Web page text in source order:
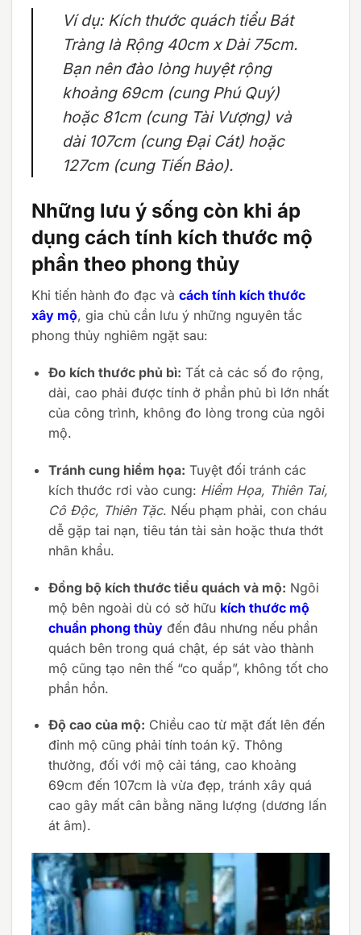
Ví dụ:Kích thước quách tiểu Bát
Tràng là Rộng 40cm x Dài 75cm.
Bạn nên đào lòng huyệt rộng
khoảng 69cm (cung Phú Quý)
hoặc 81cm (cung Tài Vượng) và
dài 107cm (cung Đại Cát) hoặc
127cm (cung Tiến Bảo).
Những lưu ý sống còn khi áp
dụng cách tính kích thước mộ
phần theo phong thủy
Khi tiến hành đo đạc và cách tính kích thước
xây mộ, gia chủ cần lưu ý những nguyên tắc
phong thủy nghiêm ngặt sau:
Đo kích thước phủ bì: Tất cả các số đo rộng,
dài, cao phải được tính ở phần phủ bì lớn nhất
của công trình, không đo lòng trong của ngôi
mộ.
Tránh cung hiểm họa: Tuyệt đối tránh các
kích thước rơi vào cung: Hiểm Họa, Thiên Tai,
Cô Độc, Thiên Tặc. Nếu phạm phải, con cháu
dễ gặp tai nạn, tiêu tán tài sản hoặc thưa thớt
nhân khẩu.
Đồng bộ kích thước tiểu quách và mộ: Ngôi
mộ bên ngoài dù có sở hữu kích thước mộ
chuẩn phong thủyđến đâu nhưng nếu phần
quách bên trong quá chật, ép sát vào thành
mộ cũng tạo nên thế “co quắp”, không tốt cho
phần hồn.
Độ cao của mộ: Chiều cao từ mặt đất lên đến
đỉnh mộ cũng phải tính toán kỹ. Thông
thường, đối với mộ cải táng, cao khoảng
69cm đến 107cm là vừa đẹp, tránh xây quá
cao gây mất cân bằng năng lượng (dương lấn
át âm).